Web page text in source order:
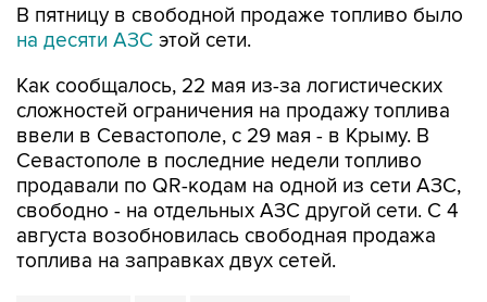
В пятницу в свободной продаже топливо было
на десяти АЗС этой сети.
Как сообщалось, 22 мая из-за логистических
сложностей ограничения на продажу топлива
ввели в Севастополе, с 29 мая - в Крыму. В
Севастополе в последние недели топливо
продавали по QR-кодам на одной из сети АЗС,
свободно - на отдельных АЗС другой сети. С 4
августа возобновилась свободная продажа
топлива на заправках двух сетей.